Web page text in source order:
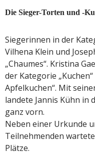
Die Sieger-Torten und -
Siegerinnen in der
Vilhena Klein und
„Chaumes“. Kristina
der Kategorie
Apfelkuchen“. Mit
landete Jannis Kühn in
ganz vorn.
Neben einer Urkunde
Teilnehmenden
Plätze.